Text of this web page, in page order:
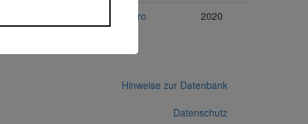
Exporo 2020
Hinweise zur Datenbank
Datenschutz